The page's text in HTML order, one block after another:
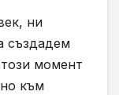
ни
създадем
момент
към